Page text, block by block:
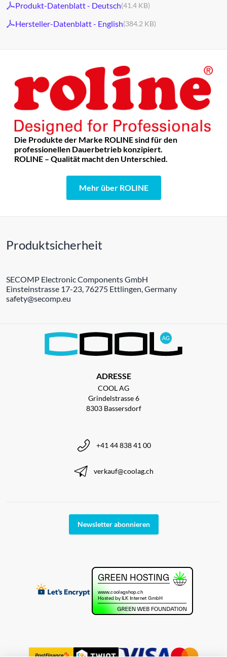
Produkt-Datenblatt - Deutsch(41.4 KB)
Hersteller-Datenblatt - English(384.2 KB)
Die Produkte der Marke ROLINE sind für den
professionellen Dauerbetrieb konzipiert.
ROLINE – Qualität macht den Unterschied.
Mehr über ROLINE
Produktsicherheit
SECOMP Electronic Components GmbH
Einsteinstrasse 17-23, 76275 Ettlingen, Germany
safety@secomp.eu
ADRESSE
COOL AG
Grindelstrasse 6
8303 Bassersdorf
+41 44 838 41 00
verkauf@coolag.ch
Newsletter abonnieren